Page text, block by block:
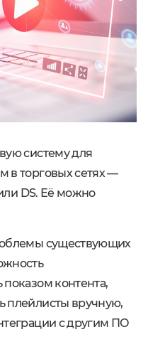
систему для
в торговых сетях ―
DS. Её можно
существующих
контента,
плейлисты вручную,
с другим ПО